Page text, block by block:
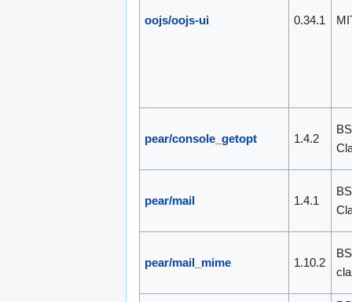
oojs/oojs-ui 0.34.1
pear/console_getopt 1.4.2
pear/mail 1.4.1
pear/mail_mime 1.10.2